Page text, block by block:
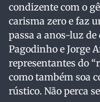
condizente com o
carisma zero e faz
passa a anos-luz
Pagodinho e Jorge
representantes do
como também soa
rústico. Não perca